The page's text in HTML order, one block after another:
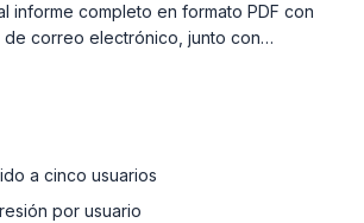
informe completo en formato PDF con
correo electrónico, junto con
venta de nuestros analistas. Para
consulte la tabla de precios a
a cinco usuarios
por usuario